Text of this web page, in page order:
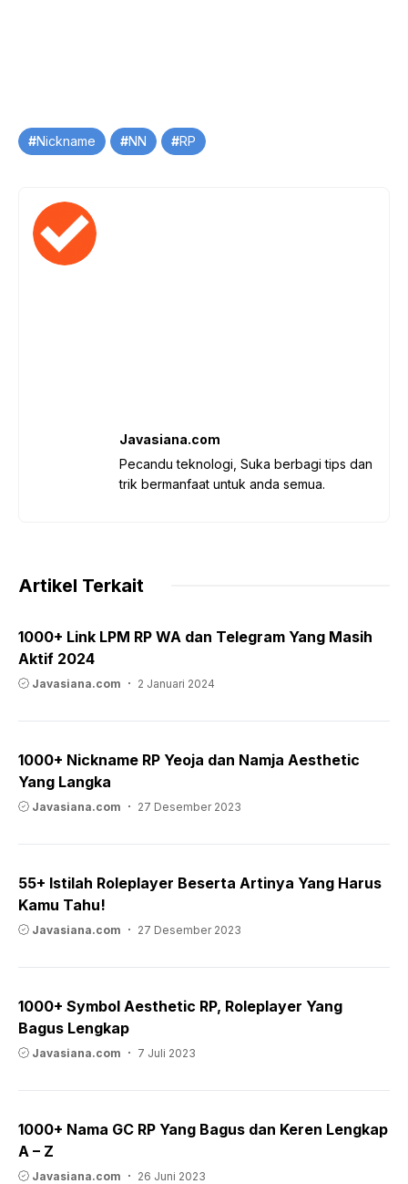
TagNickname NN RP
Javasiana.com
Pecandu teknologi, Suka berbagi tips dan
trik bermanfaat untuk anda semua.
Artikel Terkait
1000+ Link LPM RP WA dan Telegram Yang Masih
Aktif 2024
Javasiana.com 2 Januari 2024
1000+ Nickname RP Yeoja dan Namja Aesthetic
Yang Langka
Javasiana.com 27 Desember 2023
55+ Istilah Roleplayer Beserta Artinya Yang Harus
Kamu Tahu!
Javasiana.com 27 Desember 2023
1000+ Symbol Aesthetic RP, Roleplayer Yang
Bagus Lengkap
Javasiana.com 7 Juli 2023
1000+ Nama GC RP Yang Bagus dan Keren Lengkap
A – Z
Javasiana.com 26 Juni 2023